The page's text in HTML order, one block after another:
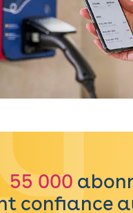
55 000
confiance